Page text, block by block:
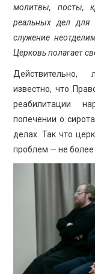
молитвы, посты,
реальных дел для
служение
Церковь полагает
Действительно,
известно, что
реабилитации
попечении о
делах. Так что
проблем — не